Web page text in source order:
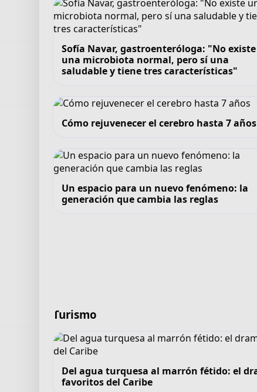
Sofía Navar, gastroenteróloga: "No existe
una microbiota normal, pero sí una
saludable y tiene tres características"
Cómo rejuvenecer el cerebro hasta 7 años
Un espacio para un nuevo fenómeno: la
generación que cambia las reglas
Turismo
Del agua turquesa al marrón fétido: el
favoritos del Caribe